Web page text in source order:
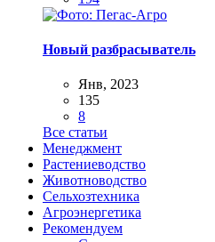
Новый разбрасыватель
Янв, 2023
135
8
Все статьи
Менеджмент
Растениеводство
Животноводство
Сельхозтехника
Агроэнергетика
Рекомендуем